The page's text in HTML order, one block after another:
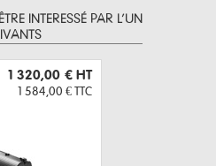
INTERESSÉ PAR L’UN
1 320,00 € HT
1 584,00 € TTC